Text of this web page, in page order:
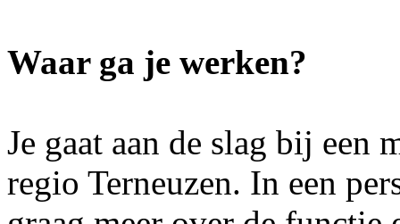
Waar ga je werken?
Je gaat aan de slag bij
regio Terneuzen. In een